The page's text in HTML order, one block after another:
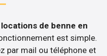
locations de benne en
est simple.
par mail ou téléphone et